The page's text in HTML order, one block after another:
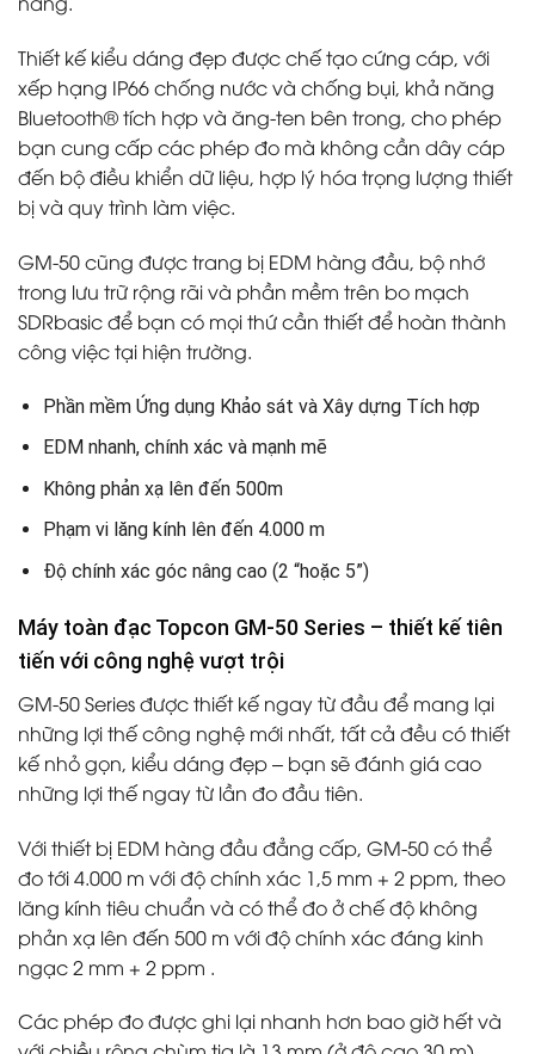
Thiết kế kiểu dáng đẹp được chế tạo cứng cáp, với
xếp hạng IP66 chống nước và chống bụi, khả năng
Bluetooth® tích hợp và ăng-ten bên trong, cho phép
bạn cung cấp các phép đo mà không cần dây cáp
đến bộ điều khiển dữ liệu, hợp lý hóa trọng lượng thiết
bị và quy trình làm việc.
GM-50 cũng được trang bị EDM hàng đầu, bộ nhớ
trong lưu trữ rộng rãi và phần mềm trên bo mạch
SDRbasic để bạn có mọi thứ cần thiết để hoàn thành
công việc tại hiện trường.
Phần mềm Ứng dụng Khảo sát và Xây dựng Tích hợp
EDM nhanh, chính xác và mạnh mẽ
Không phản xạ lên đến 500m
Phạm vi lăng kính lên đến 4.000 m
Độ chính xác góc nâng cao (2 “hoặc 5”)
Máy toàn đạc Topcon GM-50 Series – thiết kế tiên
tiến với công nghệ vượt trội
GM-50 Series được thiết kế ngay từ đầu để mang lại
những lợi thế công nghệ mới nhất, tất cả đều có thiết
kế nhỏ gọn, kiểu dáng đẹp – bạn sẽ đánh giá cao
những lợi thế ngay từ lần đo đầu tiên.
Với thiết bị EDM hàng đầu đẳng cấp, GM-50 có thể
đo tới 4.000 m với độ chính xác 1,5 mm + 2 ppm, theo
lăng kính tiêu chuẩn và có thể đo ở chế độ không
phản xạ lên đến 500 m với độ chính xác đáng kinh
ngạc 2 mm + 2 ppm .
Các phép đo được ghi lại nhanh hơn bao giờ hết và